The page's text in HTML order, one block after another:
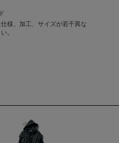
様、加工、サイズが若干異な
。